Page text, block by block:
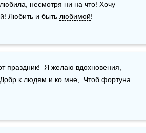
несмотря ни на что! Хочу
Любить и быть любимой!
праздник!  Я желаю вдохновения,
к людям и ко мне,  Чтоб фортуна